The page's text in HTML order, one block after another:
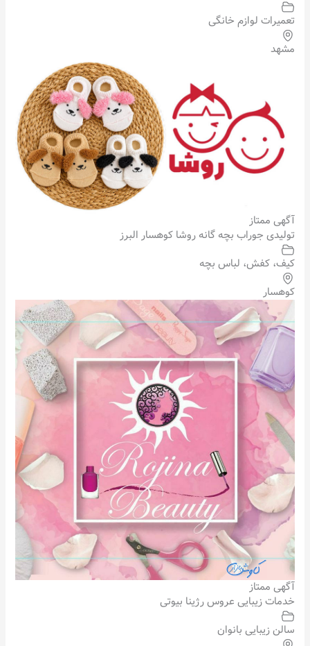
تعمیرات لوازم خانگی
مشهد
آگهی ممتاز
تولیدی جوراب بچه گانه روشا کوهسار البرز
کیف، کفش، لباس بچه
کوهسار
آگهی ممتاز
خدمات زیبایی عروس رژینا بیوتی
سالن زیبایی بانوان